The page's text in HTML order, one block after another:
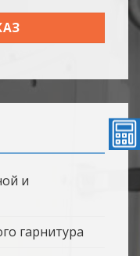
и
гарнитура